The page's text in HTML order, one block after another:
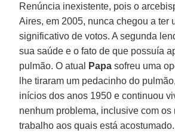
Renúncia inexistente, pois o
Aires, em 2005, nunca chegou a ter
significativo de votos. A segunda
sua saúde e o fato de que possuía
pulmão. O atual
Papa sofreu uma
lhe tiraram um pedacinho do
inícios dos anos 1950 e continuou
nenhum problema, inclusive com os
trabalho aos quais está acostumado.